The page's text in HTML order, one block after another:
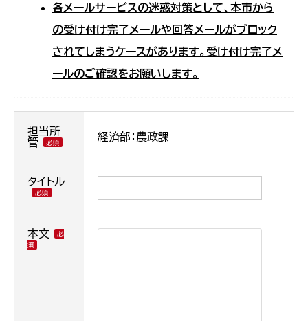
各メールサービスの迷惑対策として、本市から
の受け付け完了メールや回答メールがブロック
されてしまうケースがあります。受け付け完了メ
ールのご確認をお願いします。
担当所
管
経済部：農政課
タイトル
本文